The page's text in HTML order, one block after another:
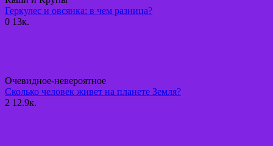
Геркулес и овсянка: в чем разница?
0 13к.
Очевидное-невероятное
Сколько человек живет на планете Земля?
2 12.9к.